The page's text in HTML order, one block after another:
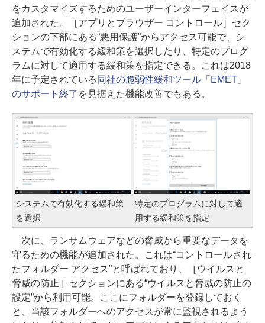
をカスタマイズするためのユーザーインターフェイスが
追加された。［アプリとブラウザー コントロール］セク
ションの下部にある“悪用保護”からアクセス可能で、シ
ステムで有効化する緩和策を選択したり、特定のプログ
ラムに対して適用する緩和策を指定できる。これは2018
年に予定されている 同社の脆弱性緩和ツール「EMET」
のサポート終了 を見据えた機能改善でもある。
システムで有効化する緩和策
を選択
特定のプログラムに対して適
用する緩和策を指定
次に、ランサムウェアなどの脅威から重要なデータを
守るための機能が追加された。これは“コントロールされ
たフォルダー アクセス”と呼ばれており、［ウイルスと
脅威の防止］セクションにある“ウイルスと脅威の防止の
設定”から利用可能。ここにフォルダーを登録しておく
と、当該フォルダーへのアクセスが常に監視されるよう